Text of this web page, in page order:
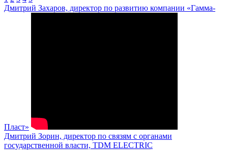
Дмитрий Захаров, директор по развитию компании «Гамма-
Пласт»
Дмитрий Зорин, директор по связям с органами
государственной власти, TDM ELECTRIC